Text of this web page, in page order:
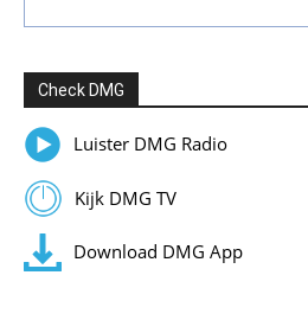
Check DMG
Luister DMG Radio
Kijk DMG TV
Download DMG App